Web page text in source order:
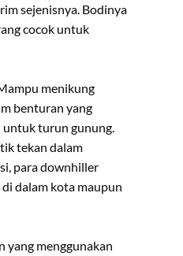
sejenisnya. Bodinya
cocok untuk
menikung
benturan yang
untuk turun gunung.
tekan dalam
para downhiller
dalam kota maupun
yang menggunakan